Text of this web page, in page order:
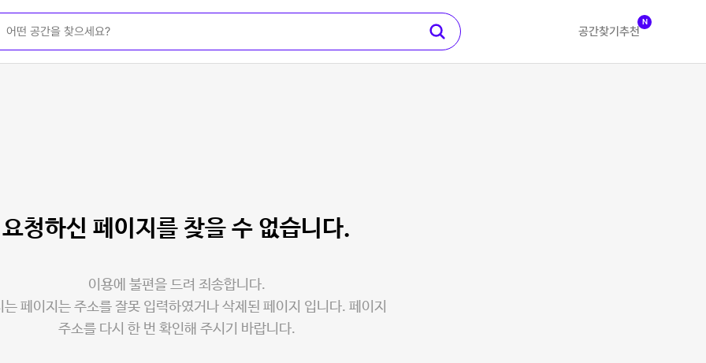
공간찾기 추천
N
요청하신 페이지를 찾을 수 없습니다.
이용에 불편을 드려 죄송합니다.
는 페이지는 주소를 잘못 입력하였거나 삭제된 페이지 입니다. 페이지
주소를 다시 한 번 확인해 주시기 바랍니다.